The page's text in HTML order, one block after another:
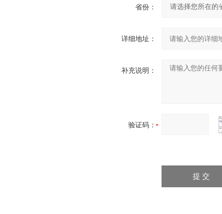
省份：
详细地址：
补充说明：
验证码：